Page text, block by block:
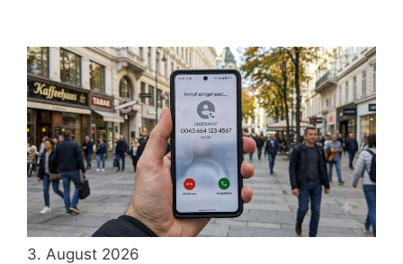
3. August 2026